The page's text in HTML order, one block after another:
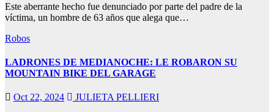
Este aberrante hecho fue denunciado por parte del padre de la
víctima, un hombre de 63 años que alega que…
Robos
LADRONES DE MEDIANOCHE: LE ROBARON SU
MOUNTAIN BIKE DEL GARAGE
Oct 22, 2024
JULIETA PELLIERI